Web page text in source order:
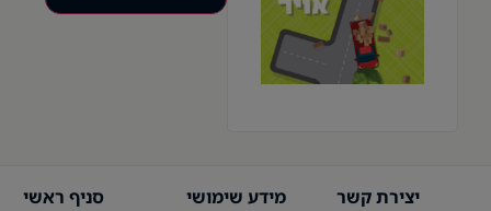
מידע שימושי
סניף ראשי
יצירת קשר